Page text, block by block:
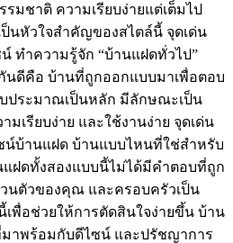
มชาติ ความเรียบง่ายแต่เต็มไป
ป็นหัวใจสำคัญของสไตล์นี้ จุดเด่น
ทำความรู้จัก “บ้านแฝดทั่วไป”
นดีคือ บ้านที่ถูกออกแบบมาเพื่อตอบ
บประมาณเป็นหลัก มีลักษณะเป็น
เรียบง่าย และใช้งานง่าย จุดเด่น
น์บ้านแฝด บ้านแบบไหนที่ใช่สำหรับ
แฝดทั้งสองแบบนี้ไม่ได้มีคำตอบที่ถูก
นตัวของคุณ และครอบครัวเป็น
พื่อช่วยให้การตัดสินใจง่ายขึ้น บ้าน
าพร้อมกับดีไซน์ และปรัชญาการ